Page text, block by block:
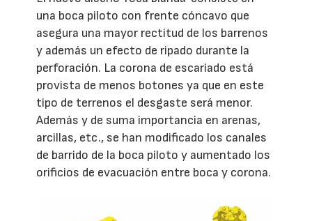
una boca piloto con frente cóncavo que
asegura una mayor rectitud de los barrenos
y además un efecto de ripado durante la
perforación. La corona de escariado está
provista de menos botones ya que en este
tipo de terrenos el desgaste será menor.
Además y de suma importancia en arenas,
arcillas, etc., se han modificado los canales
de barrido de la boca piloto y aumentado los
orificios de evacuación entre boca y corona.